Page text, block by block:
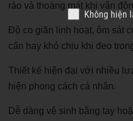
ráo và thoáng mát khi vận
Độ co giãn linh hoạt, ôm sát
cấn hay khó chịu khi đeo
Thiết kế hiện đại với nhiều
hiện phong cách cá nhân.
Dễ dàng vệ sinh bằng tay
Không hiện